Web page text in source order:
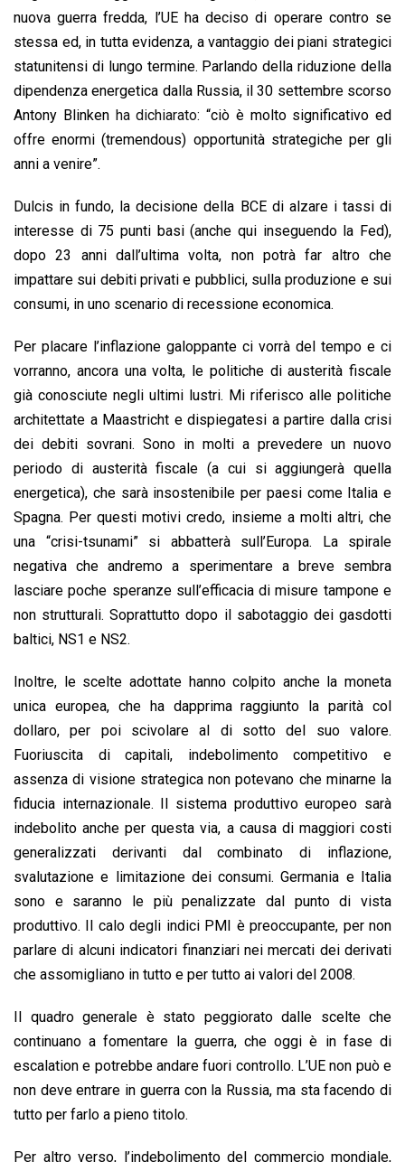
nuova guerra fredda, l’UE ha deciso di operare contro se
stessa ed, in tutta evidenza, a vantaggio dei piani strategici
statunitensi di lungo termine. Parlando della riduzione della
dipendenza energetica dalla Russia, il 30 settembre scorso
Antony Blinken ha dichiarato: “ciò è molto significativo ed
offre enormi (tremendous) opportunità strategiche per gli
anni a venire”.
Dulcis in fundo, la decisione della BCE di alzare i tassi di
interesse di 75 punti basi (anche qui inseguendo la Fed),
dopo 23 anni dall’ultima volta, non potrà far altro che
impattare sui debiti privati e pubblici, sulla produzione e sui
consumi, in uno scenario di recessione economica.
Per placare l’inflazione galoppante ci vorrà del tempo e ci
vorranno, ancora una volta, le politiche di austerità fiscale
già conosciute negli ultimi lustri. Mi riferisco alle politiche
architettate a Maastricht e dispiegatesi a partire dalla crisi
dei debiti sovrani. Sono in molti a prevedere un nuovo
periodo di austerità fiscale (a cui si aggiungerà quella
energetica), che sarà insostenibile per paesi come Italia e
Spagna. Per questi motivi credo, insieme a molti altri, che
una “crisi-tsunami” si abbatterà sull’Europa. La spirale
negativa che andremo a sperimentare a breve sembra
lasciare poche speranze sull’efficacia di misure tampone e
non strutturali. Soprattutto dopo il sabotaggio dei gasdotti
baltici, NS1 e NS2.
Inoltre, le scelte adottate hanno colpito anche la moneta
unica europea, che ha dapprima raggiunto la parità col
dollaro, per poi scivolare al di sotto del suo valore.
Fuoriuscita di capitali, indebolimento competitivo e
assenza di visione strategica non potevano che minarne la
fiducia internazionale. Il sistema produttivo europeo sarà
indebolito anche per questa via, a causa di maggiori costi
generalizzati derivanti dal combinato di inflazione,
svalutazione e limitazione dei consumi. Germania e Italia
sono e saranno le più penalizzate dal punto di vista
produttivo. Il calo degli indici PMI è preoccupante, per non
parlare di alcuni indicatori finanziari nei mercati dei derivati
che assomigliano in tutto e per tutto ai valori del 2008.
Il quadro generale è stato peggiorato dalle scelte che
continuano a fomentare la guerra, che oggi è in fase di
escalation e potrebbe andare fuori controllo. L’UE non può e
non deve entrare in guerra con la Russia, ma sta facendo di
tutto per farlo a pieno titolo.
Per altro verso, l’indebolimento del commercio mondiale,